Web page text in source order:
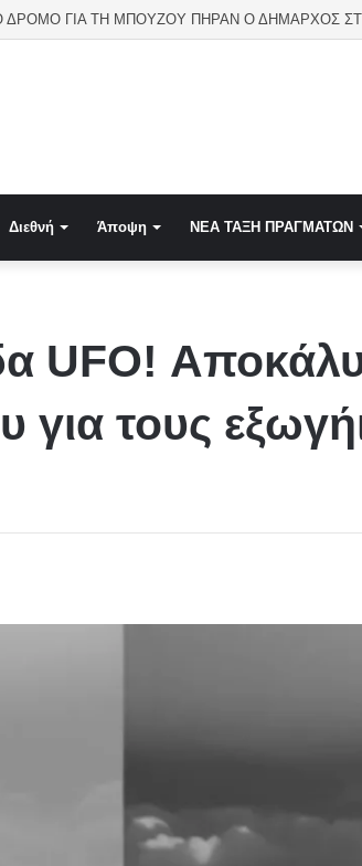
Διεθνή Άποψη NEA TAΞΗ ΠΡΑΓΜΑΤΩΝ
UFO!
για τους